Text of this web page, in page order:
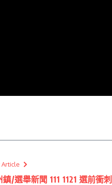
Article
鎮/選舉新聞 111 1121 選前